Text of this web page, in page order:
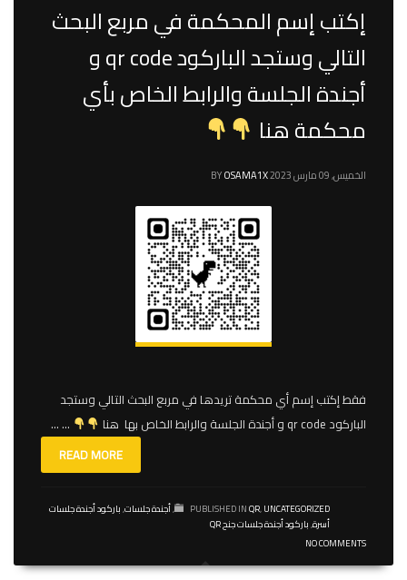
إكتب إسم المحكمة في مربع البحث
التالي وستجد الباركود qr code و
أجندة الجلسة والرابط الخاص بأي
محكمة هنا
الخميس, 09 مارس 2023 BYOSAMA1X
فقط إكتب إسم أي محكمة تريدها في مربع البحث التالي وستجد
الباركود qr code و أجندة الجلسة والرابط الخاص بها هنا
… …
READ MORE
PUBLISHED INQR,UNCATEGORIZED
,أجندة جلسات,باركود أجندة جلسات
أسرة,باركود أجندة جلسات جنح QR
NO COMMENTS